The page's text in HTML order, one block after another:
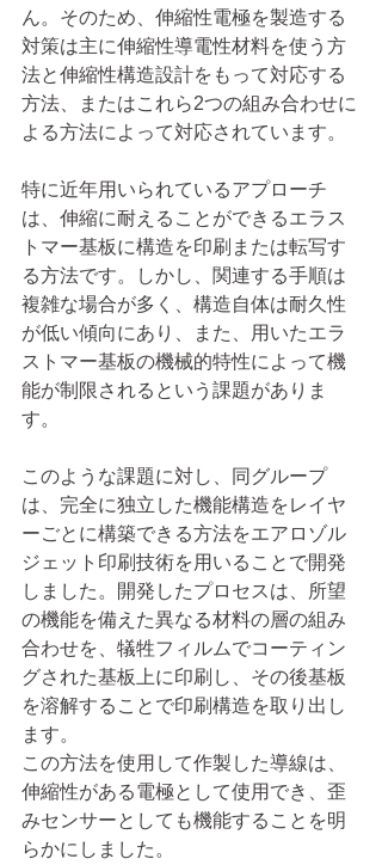
ん。そのため、伸縮性電極を製造する
対策は主に伸縮性導電性材料を使う方
法と伸縮性構造設計をもって対応する
方法、またはこれら2つの組み合わせに
よる方法によって対応されています。
特に近年用いられているアプローチ
は、伸縮に耐えることができるエラス
トマー基板に構造を印刷または転写す
る方法です。しかし、関連する手順は
複雑な場合が多く、構造自体は耐久性
が低い傾向にあり、また、用いたエラ
ストマー基板の機械的特性によって機
能が制限されるという課題がありま
す。
このような課題に対し、同グループ
は、完全に独立した機能構造をレイヤ
ーごとに構築できる方法をエアロゾル
ジェット印刷技術を用いることで開発
しました。開発したプロセスは、所望
の機能を備えた異なる材料の層の組み
合わせを、犠牲フィルムでコーティン
グされた基板上に印刷し、その後基板
を溶解することで印刷構造を取り出し
ます。
この方法を使用して作製した導線は、
伸縮性がある電極として使用でき、歪
みセンサーとしても機能することを明
らかにしました。